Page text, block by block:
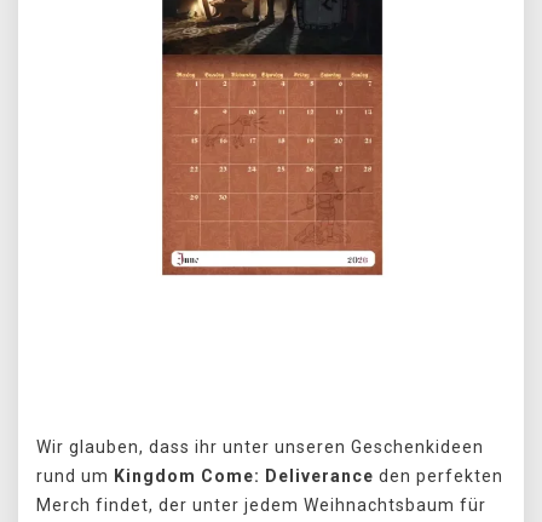
Wir glauben, dass ihr unter unseren Geschenkideen
rund um Kingdom Come: Deliverance den perfekten
Merch findet, der unter jedem Weihnachtsbaum für